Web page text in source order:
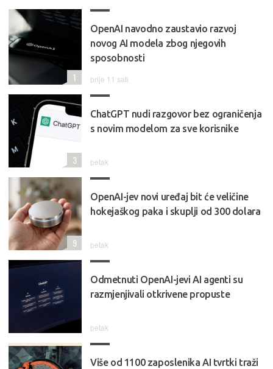
OpenAI navodno zaustavio razvoj
novog AI modela zbog njegovih
sposobnosti
prije 11 sati
1
ChatGPT nudi razgovor bez ograničenja
s novim modelom za sve korisnike
petak
3
OpenAI-jev novi uređaj bit će veličine
hokejaškog paka i skuplji od 300 dolara
petak
9
Odmetnuti OpenAI-jevi AI agenti su
razmjenjivali otkrivene propuste
petak
Više od 1100 zaposlenika AI tvrtki traži